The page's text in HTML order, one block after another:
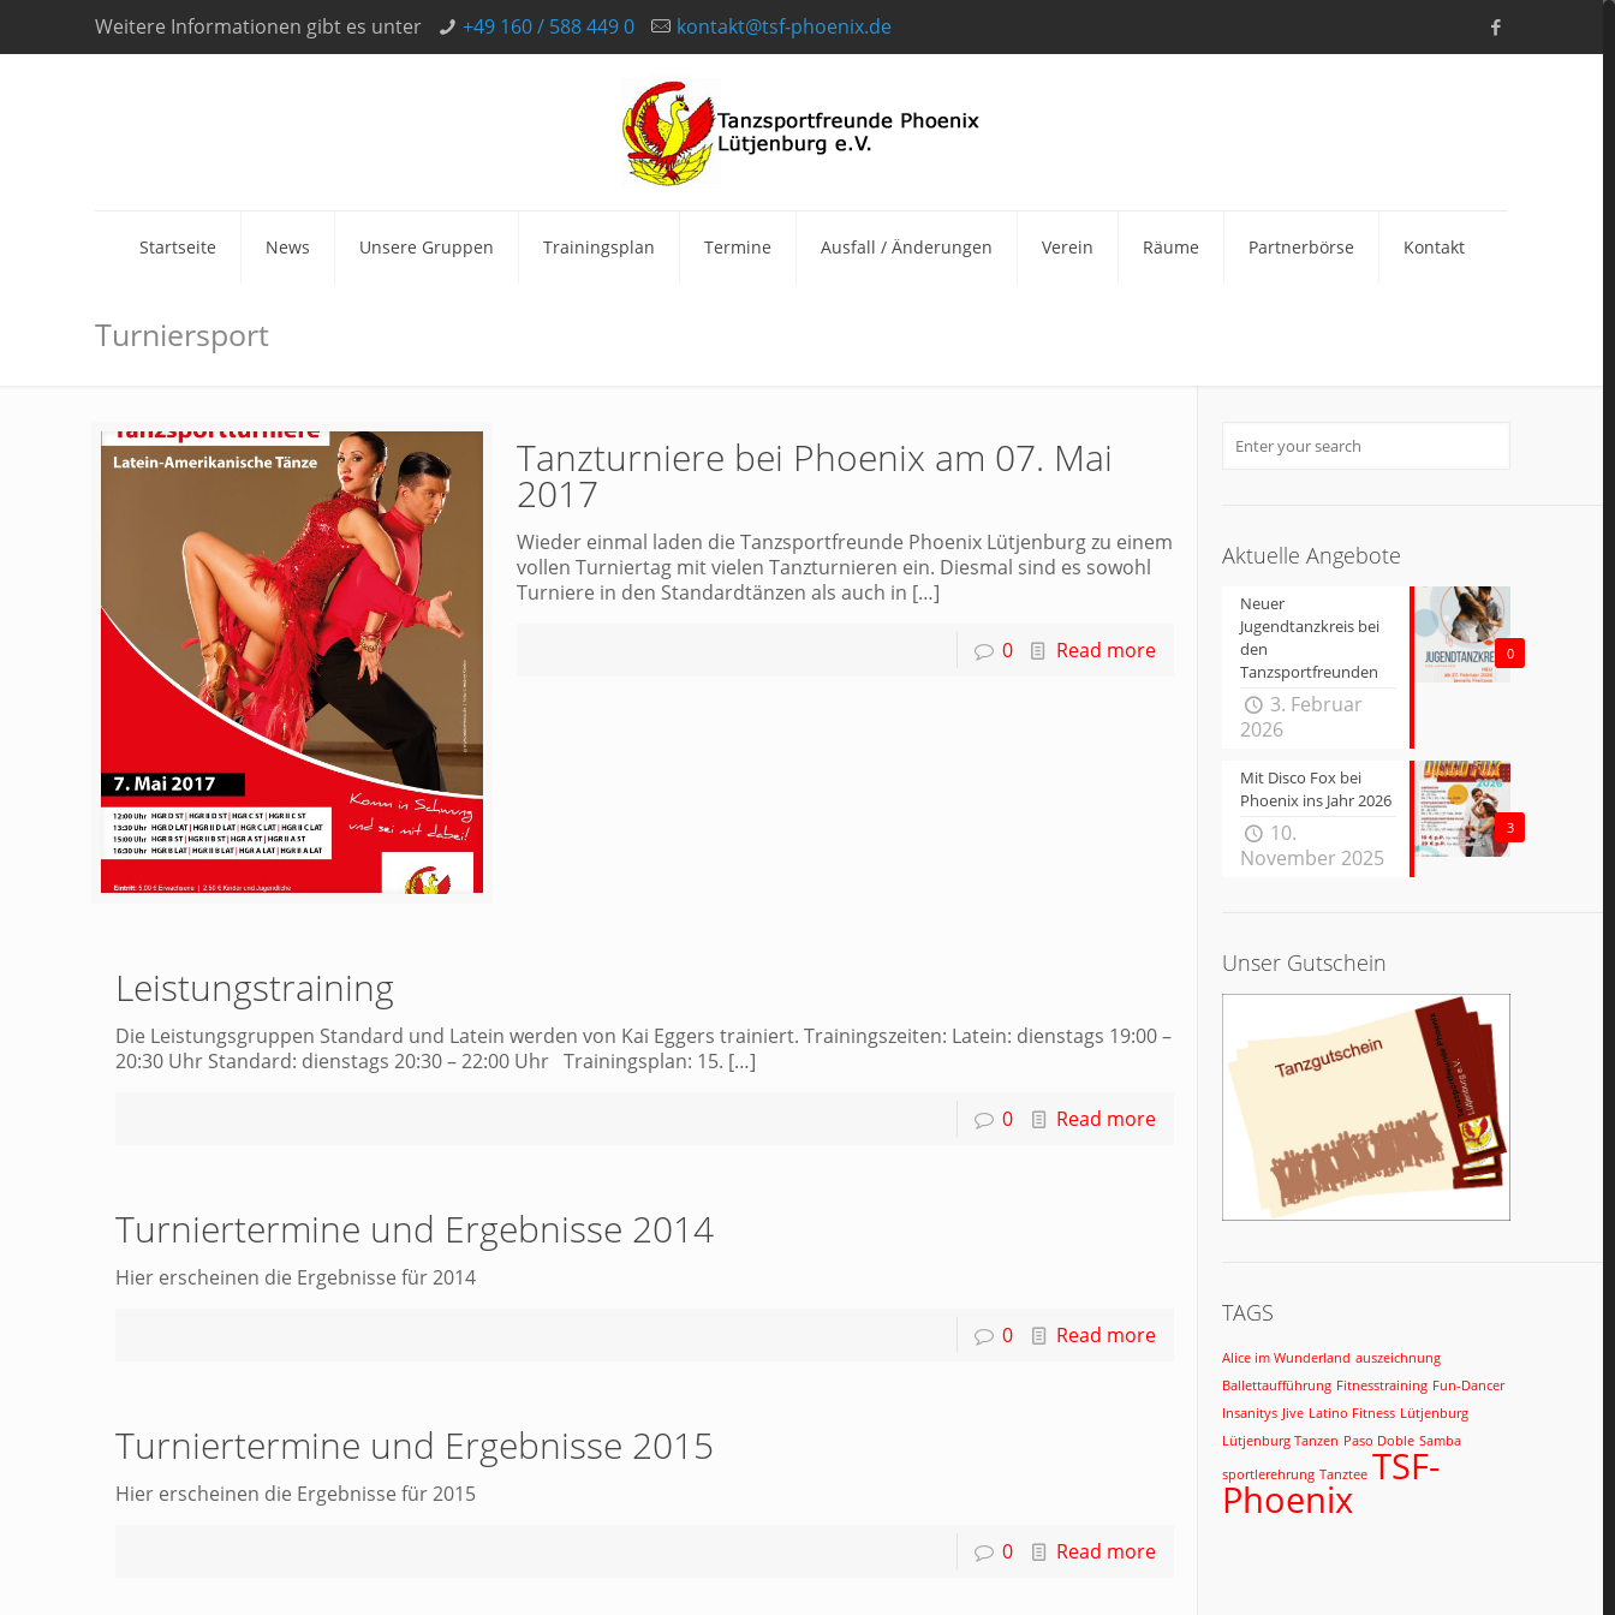
Weitere Informationen gibt es unter +49 160 / 588 449 0 kontakt@tsf-phoenix.de
Startseite News Unsere Gruppen Trainingsplan Termine Ausfall / Änderungen Verein Räume Partnerbörse Kontakt
Turniersport
Tanzturniere bei Phoenix am 07. Mai
2017
Wieder einmal laden die Tanzsportfreunde Phoenix Lütjenburg zu einem
vollen Turniertag mit vielen Tanzturnieren ein. Diesmal sind es sowohl
Turniere in den Standardtänzen als auch in […]
0 Read more
Leistungstraining
Die Leistungsgruppen Standard und Latein werden von Kai Eggers trainiert. Trainingszeiten: Latein: dienstags 19:00 –
20:30 Uhr Standard: dienstags 20:30 – 22:00 Uhr Trainingsplan: 15. […]
0 Read more
Turniertermine und Ergebnisse 2014
Hier erscheinen die Ergebnisse für 2014
0 Read more
Turniertermine und Ergebnisse 2015
Hier erscheinen die Ergebnisse für 2015
0 Read more
Aktuelle Angebote
0
Neuer
Jugendtanzkreis bei
den
Tanzsportfreunden
3. Februar
2026
3
Mit Disco Fox bei
Phoenix ins Jahr 2026
10.
November 2025
Unser Gutschein
TAGS
Alice im Wunderland auszeichnung
Ballettaufführung Fitnesstraining Fun-Dancer
Insanitys Jive Latino Fitness Lütjenburg
Lütjenburg Tanzen Paso Doble Samba
sportlerehrung Tanztee TSF-
Phoenix